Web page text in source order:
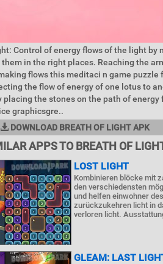
Control of energy flows of the light by
in the right places. Reaching the
flows this meditaci n game puzzle
the flow of energy of one lotus to
the stones on the path of
graphicsgre..
DOWNLOAD BREATH OF LIGHT APK
APPS TO BREATH OF
LOST LIGHT
Kombinieren blöcke mit
den verschiedensten
und helfen einwohner
zurückzukehren licht in
verloren licht.
GLEAM: LAST